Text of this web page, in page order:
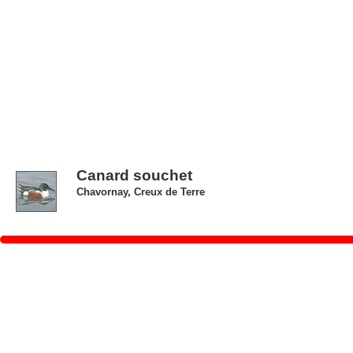
Canard souchet
Chavornay, Creux de Terre